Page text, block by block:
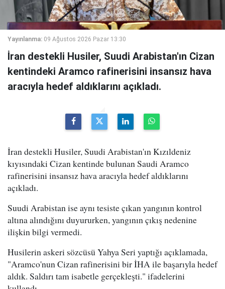
Yayınlanma: 09 Ağustos 2026 Pazar 13:30
İran destekli Husiler, Suudi Arabistan'ın Cizan
kentindeki Aramco rafinerisini insansız hava
aracıyla hedef aldıklarını açıkladı.
İran destekli Husiler, Suudi Arabistan'ın Kızıldeniz
kıyısındaki Cizan kentinde bulunan Saudi Aramco
rafinerisini insansız hava aracıyla hedef aldıklarını
açıkladı.
Suudi Arabistan ise aynı tesiste çıkan yangının kontrol
altına alındığını duyururken, yangının çıkış nedenine
ilişkin bilgi vermedi.
Husilerin askeri sözcüsü Yahya Seri yaptığı açıklamada,
"Aramco'nun Cizan rafinerisini bir İHA ile başarıyla hedef
aldık. Saldırı tam isabetle gerçekleşti." ifadelerini